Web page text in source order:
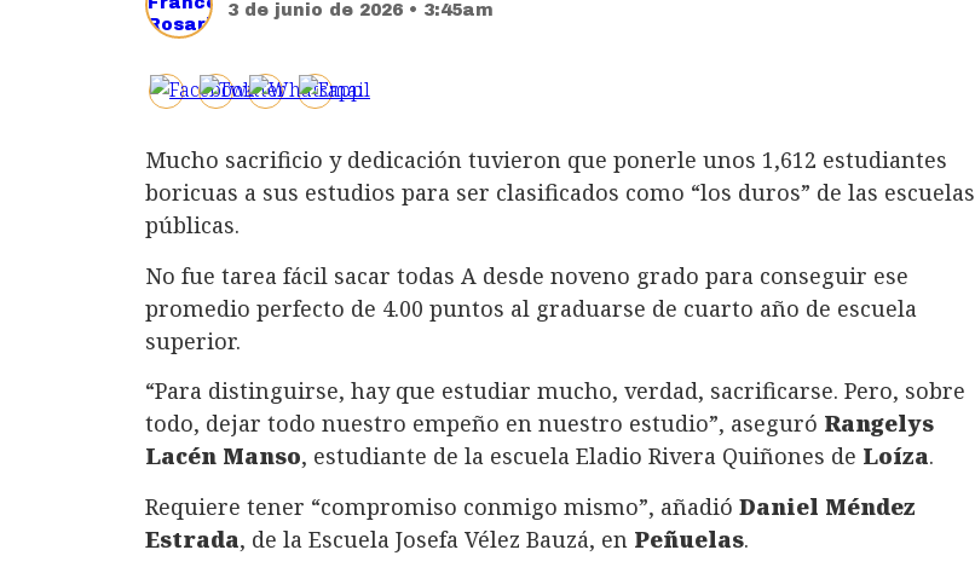
3 de junio de 2026 • 3:45am
Mucho sacrificio y dedicación tuvieron que ponerle unos 1,612 estudiantes
boricuas a sus estudios para ser clasificados como “los duros” de las escuelas
públicas.
No fue tarea fácil sacar todas A desde noveno grado para conseguir ese
promedio perfecto de 4.00 puntos al graduarse de cuarto año de escuela
superior.
“Para distinguirse, hay que estudiar mucho, verdad, sacrificarse. Pero, sobre
todo, dejar todo nuestro empeño en nuestro estudio”, aseguró Rangelys
Lacén Manso, estudiante de la escuela Eladio Rivera Quiñones de Loíza.
Requiere tener “compromiso conmigo mismo”, añadió Daniel Méndez
Estrada, de la Escuela Josefa Vélez Bauzá, en Peñuelas.